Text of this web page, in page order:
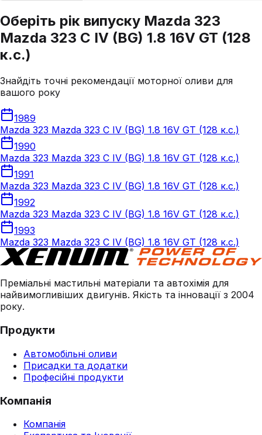
Оберіть рік випуску Mazda 323
Mazda 323 C IV (BG) 1.8 16V GT (128
к.с.)
Знайдіть точні рекомендації моторної оливи для
вашого року
1989
Mazda 323 Mazda 323 C IV (BG) 1.8 16V GT (128 к.с.)
1990
Mazda 323 Mazda 323 C IV (BG) 1.8 16V GT (128 к.с.)
1991
Mazda 323 Mazda 323 C IV (BG) 1.8 16V GT (128 к.с.)
1992
Mazda 323 Mazda 323 C IV (BG) 1.8 16V GT (128 к.с.)
1993
Mazda 323 Mazda 323 C IV (BG) 1.8 16V GT (128 к.с.)
Преміальні мастильні матеріали та автохімія для
найвимогливіших двигунів. Якість та інновації з 2004
року.
Продукти
Автомобільні оливи
Присадки та додатки
Професійні продукти
Компанія
Компанія